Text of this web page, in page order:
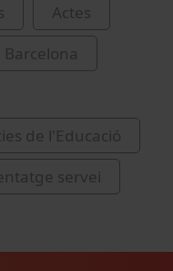
Actes
de l'Educació
servei